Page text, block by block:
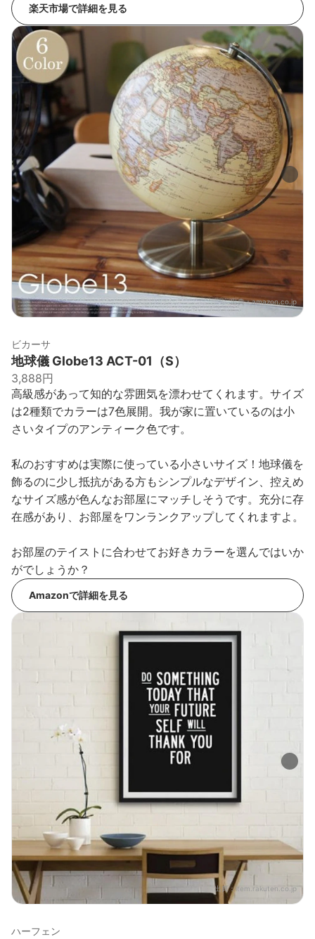
楽天市場で詳細を見る
出典：amazon.co.jp
ビカーサ
地球儀 Globe13 ACT-01（S）
3,888円
高級感があって知的な雰囲気を漂わせてくれます。サイズ
は2種類でカラーは7色展開。我が家に置いているのは小
さいタイプのアンティーク色です。
私のおすすめは実際に使っている小さいサイズ！地球儀を
飾るのに少し抵抗がある方もシンプルなデザイン、控えめ
なサイズ感が色んなお部屋にマッチしそうです。充分に存
在感があり、お部屋をワンランクアップしてくれますよ。
お部屋のテイストに合わせてお好きカラーを選んではいか
がでしょうか？
Amazonで詳細を見る
出典：item.rakuten.co.jp
ハーフェン